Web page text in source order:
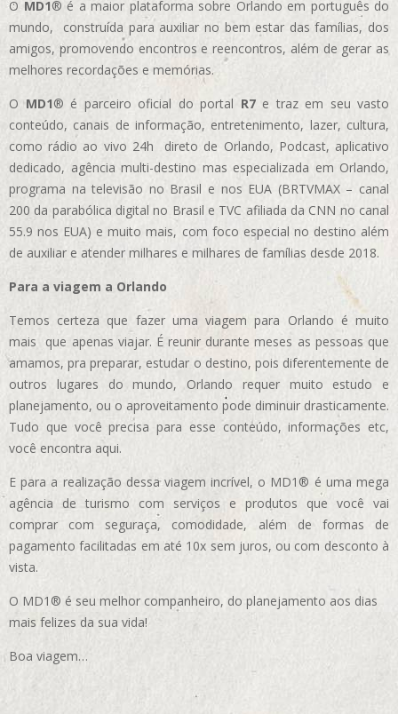
O MD1® é a maior plataforma sobre Orlando em português do
mundo, construída para auxiliar no bem estar das famílias, dos
amigos, promovendo encontros e reencontros, além de gerar as
melhores recordações e memórias.
OMD1® é parceiro oficial do portal R7e traz em seu vasto
conteúdo, canais de informação, entretenimento, lazer, cultura,
como rádio ao vivo 24h direto de Orlando, Podcast, aplicativo
dedicado, agência multi-destino mas especializada em Orlando,
programa na televisão no Brasil e nos EUA (BRTVMAX – canal
200 da parabólica digital no Brasil e TVC afiliada da CNN no canal
55.9 nos EUA) e muito mais, com foco especial no destino além
de auxiliar e atender milhares e milhares de famílias desde 2018.
Para a viagem a Orlando
Temos certeza que fazer uma viagem para Orlando é muito
mais que apenas viajar. É reunir durante meses as pessoas que
amamos, pra preparar, estudar o destino, pois diferentemente de
outros lugares do mundo, Orlando requer muito estudo e
planejamento, ou o aproveitamento pode diminuir drasticamente.
Tudo que você precisa para esse conteúdo, informações etc,
você encontra aqui.
E para a realização dessa viagem incrível, o MD1® é uma mega
agência de turismo com serviços e produtos que você vai
comprar com seguraça, comodidade, além de formas de
pagamento facilitadas em até 10x sem juros, ou com desconto à
vista.
O MD1® é seu melhor companheiro, do planejamento aos dias
mais felizes da sua vida!
Boa viagem…